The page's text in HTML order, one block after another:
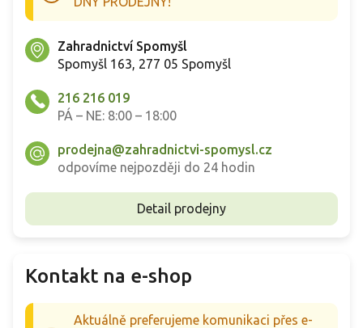
Zahradnictví Spomyšl
Spomyšl 163, 277 05 Spomyšl
216 216 019
PÁ – NE: 8:00 – 18:00
prodejna@zahradnictvi-spomysl.cz
odpovíme nejpozději do 24 hodin
Detail prodejny
Kontakt na e-shop
Aktuálně preferujeme komunikaci přes e-